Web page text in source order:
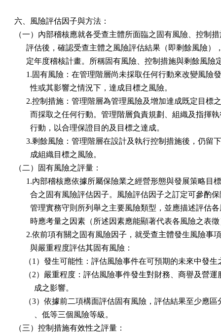
六、風險評估因子與方法：
（一）內部稽核應就各受查主體所面臨之固有風險、控制
評估後，確認受查主體之風險評估結果（即剩餘風險）
定年度稽核計畫。所稱固有風險、控制措施與剩餘風險
1.固有風險：在管理階層尚未採取任何行動來改變風險
        性或其影響之情況下，達成目標之風險。
2.控制措施：管理階層為管理風險及增加達成既定目標
而採取之任何行動。管理階層負責規劃、組織及指揮
        行動，以合理保證目的及目標之達成。
3.剩餘風險：管理階層在設計及執行控制措施後，仍留
        成組織目標之風險。
（二）固有風險之評量：
1.內部稽核應依據所屬保險業之經營形態與發展策略目
合之固有風險評估因子。風險評估因子之訂定可參酌
管理實務守則所列舉之主要風險類型，並應描述評估
時應考量之因素（所述因素應能顯著代表各風險之表
2.依前項有關之固有風險因子，就受查主體發生風險事
        與嚴重程度評估其固有風險：
（1）發生可能性：評估風險事件在可預期的未來中發
（2）嚴重程度：評估風險事件發生對財務、商譽及營
          成之影響。
（3）依據前二項構面評估固有風險，評估結果至少應
          、低等三個風險等級。
（三）控制措施有效性之評量：